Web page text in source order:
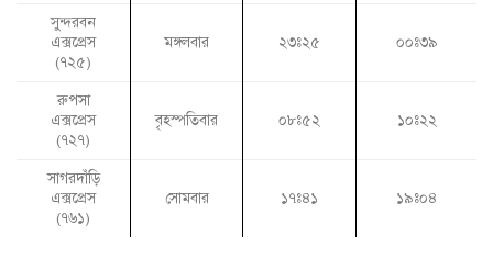
সুন্দরবন
এক্সপ্রেস
(৭২৫)
মঙ্গলবার ২৩ঃ২৫ ০০ঃ৩৯
রুপসা
এক্সপ্রেস
(৭২৭)
বৃহস্পতিবার ০৮ঃ৫২ ১০ঃ২২
সাগরদাঁড়ি
এক্সপ্রেস
(৭৬১)
সোমবার ১৭ঃ৪১ ১৯ঃ০৪